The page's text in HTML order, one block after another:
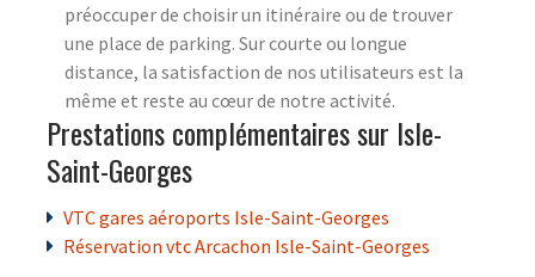
préoccuper de choisir un itinéraire ou de trouver
une place de parking. Sur courte ou longue
distance, la satisfaction de nos utilisateurs est la
même et reste au cœur de notre activité.
Prestations complémentaires sur Isle-
Saint-Georges
VTC gares aéroports Isle-Saint-Georges
Réservation vtc Arcachon Isle-Saint-Georges